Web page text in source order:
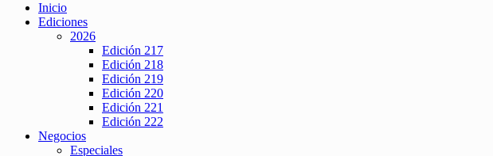
Inicio
Ediciones
2026
Edición 217
Edición 218
Edición 219
Edición 220
Edición 221
Edición 222
Negocios
Especiales